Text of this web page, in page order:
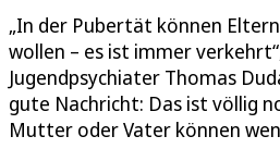
„In der Pubertät können
wollen – es ist immer
Jugendpsychiater Thomas
gute Nachricht: Das ist völlig
Mutter oder Vater können